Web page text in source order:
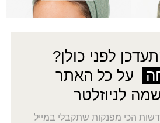
לפני כולן?
על כל האתר
לניוזלטר
הכי מפנקות שתקבלי במייל